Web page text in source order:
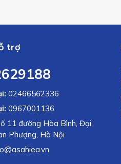
trợ
02466562336
0967001136
11 đường Hòa Bình, Đại
Phượng, Hà Nội